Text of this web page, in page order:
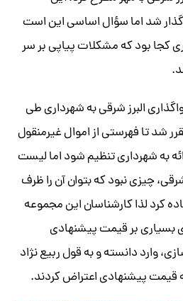
شد اما سؤال اساسی این است
کجا بود که مشکلات پیاپی بر سر
البرز شرقی به شهرداری طی
شد تا فهرستی از اموال غیرمنقول
به شهرداری تنظیم شود اما لیست
شرقی، چیزی نبود که بتوان آن را ظرف
کرد لذا کارشناسان این مجموعه
بسیاری بر قیمت پیشنهادی
وارد دانسته و به قول ربیع نژاد
قیمت پیشنهادی اعتراض کردند.